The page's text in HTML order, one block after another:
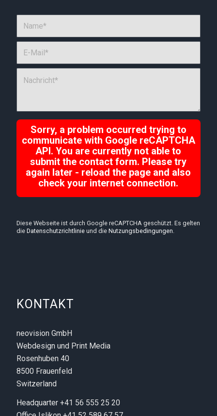
Sorry, a problem occurred trying to
communicate with Google reCAPTCHA
API. You are currently not able to
submit the contact form. Please try
again later - reload the page and also
check your internet connection.
Diese Webseite ist durch Google reCAPTCHA geschützt. Es gelten
die Datenschutzrichtlinieund die Nutzungsbedingungen
KONTAKT
neovision GmbH
Webdesign und Print Media
Rosenhuben 40
8500 Frauenfeld
Switzerland
Headquarter +41 56 555 25 20